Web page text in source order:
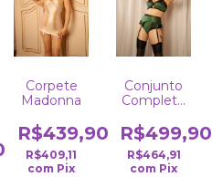
Corpete
Madonna
R$439,90
R$409,11
com Pix
Conjunto
Completo
R$499,90
R$464,91
com Pix